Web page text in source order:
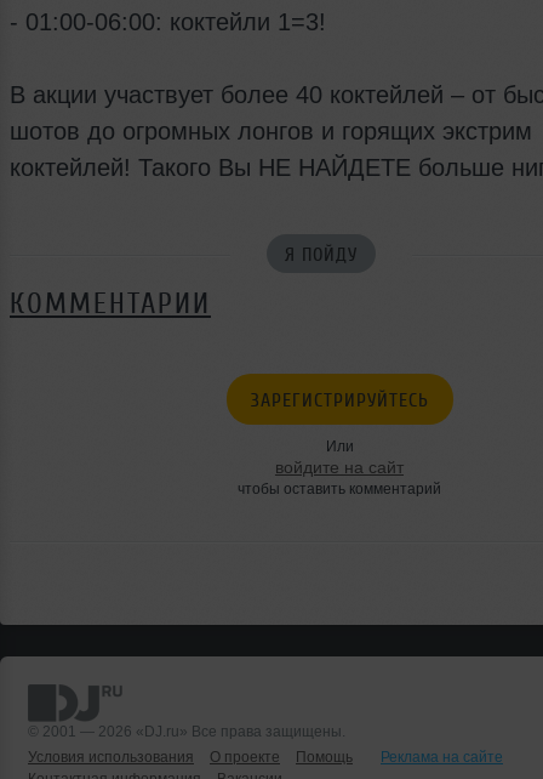
- 01:00-06:00: коктейли 1=3!
В акции участвует более 40 коктейлей – от
шотов до огромных лонгов и горящих экстрим
коктейлей! Такого Вы НЕ НАЙДЕТЕ больше
Я ПОЙДУ
КОММЕНТАРИИ
ЗАРЕГИСТРИРУЙТЕСЬ
Или
войдите на сайт
чтобы оставить комментарий
© 2001 — 2026 «DJ.ru» Все права защищены.
Условия использования
О проекте Помощь
Реклама на сайте